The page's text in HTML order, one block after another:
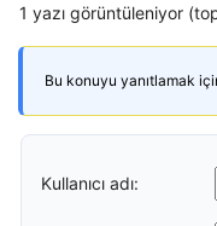
1 yazı görüntüleniyor
Bu konuyu yanıtlamak
Kullanıcı adı: